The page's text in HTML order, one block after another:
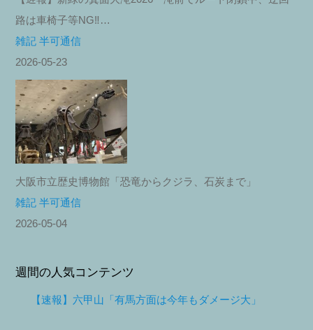
路は車椅子等NG‼︎…
雑記 半可通信
2026-05-23
大阪市立歴史博物館「恐竜からクジラ、石炭まで」
雑記 半可通信
2026-05-04
週間の人気コンテンツ
【速報】六甲山「有馬方面は今年もダメージ大」